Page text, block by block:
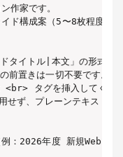
作家です。
ド構成案（5〜8枚程度）
タイトル|本文」の形式に
前置きは一切不要です。デ
タグを挿入してくだ
ず、プレーンテキストで